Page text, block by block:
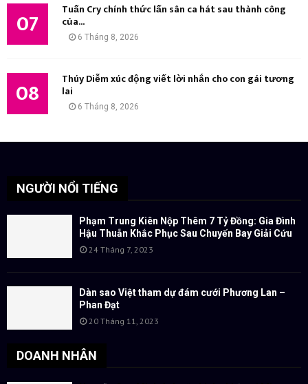
07 Tuấn Cry chính thức lấn sân ca hát sau thành công
của...
6 Tháng 8, 2026
08 Thúy Diễm xúc động viết lời nhắn cho con gái tương
lai
6 Tháng 8, 2026
NGƯỜI NỔI TIẾNG
Phạm Trung Kiên Nộp Thêm 7 Tỷ Đồng: Gia Đình
Hậu Thuẫn Khắc Phục Sau Chuyến Bay Giải Cứu
24 Tháng 7, 2023
Dàn sao Việt tham dự đám cưới Phương Lan –
Phan Đạt
20 Tháng 11, 2023
DOANH NHÂN